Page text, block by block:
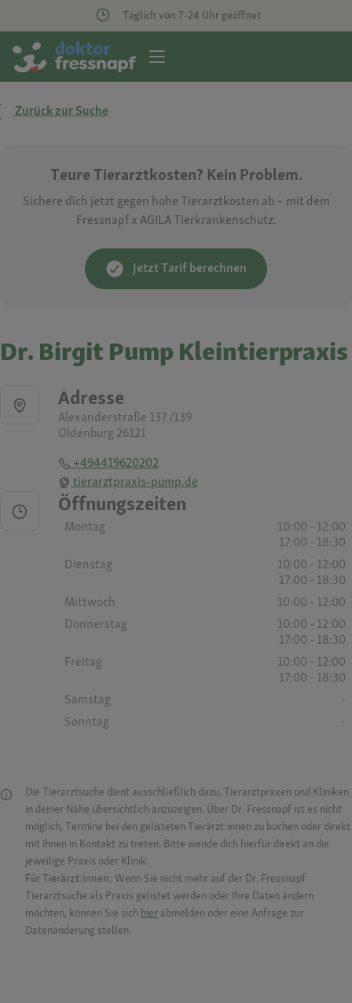
Täglich von 7-24 Uhr geöffnet
Zurück zur Suche
Teure Tierarztkosten? Kein Problem.
Sichere dich jetzt gegen hohe Tierarztkosten ab – mit dem
Fressnapf x AGILA Tierkrankenschutz.
Jetzt Tarif berechnen
Dr. Birgit Pump Kleintierpraxis
Adresse
Alexanderstraße 137 /139
Oldenburg 26121
+494419620202
tierarztpraxis-pump.de
Öffnungszeiten
Montag
10:00 - 12:00
17:00 - 18:30
Dienstag
10:00 - 12:00
17:00 - 18:30
Mittwoch
10:00 - 12:00
Donnerstag
10:00 - 12:00
17:00 - 18:30
Freitag
10:00 - 12:00
17:00 - 18:30
Samstag
-
Sonntag
-
Die Tierarztsuche dient ausschließlich dazu, Tierarztpraxen und Kliniken
in deiner Nähe übersichtlich anzuzeigen. Über Dr. Fressnapf ist es nicht
möglich, Termine bei den gelisteten Tierärzt:innen zu buchen oder direkt
mit ihnen in Kontakt zu treten. Bitte wende dich hierfür direkt an die
jeweilige Praxis oder Klinik.
Für Tierärzt:innen: Wenn Sie nicht mehr auf der Dr. Fressnapf
Tierarztsuche als Praxis gelistet werden oder Ihre Daten ändern
möchten, können Sie sich hier abmelden oder eine Anfrage zur
Datenänderung stellen.